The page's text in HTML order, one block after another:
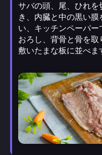
サバの頭、尾、ひれ
き、内臓と中の黒い
い、キッチンペーパ
おろし、背骨と骨を
敷いたまな板に並べま